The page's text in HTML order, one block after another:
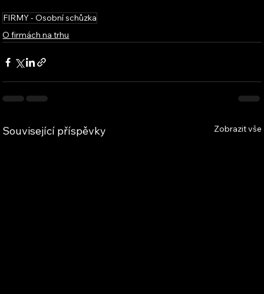
FIRMY - Osobní schůzka
O firmách na trhu
Související příspěvky Zobrazit vše